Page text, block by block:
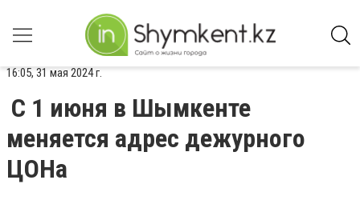
16:05, 31 мая 2024 г.
С 1 июня в Шымкенте
меняется адрес дежурного
ЦОНа